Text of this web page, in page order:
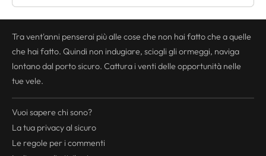
Tra vent'anni penserai più alle cose che non hai fatto che a quelle
che hai fatto. Quindi non indugiare, sciogli gli ormeggi, naviga
lontano dal porto sicuro. Cattura i venti delle opportunità nelle
tue vele.
Vuoi sapere chi sono?
La tua privacyal sicuro
Le regole per i commenti